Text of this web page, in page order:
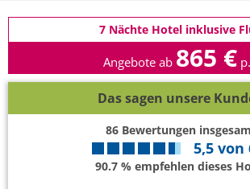
7 Nächte Hotel inklusive
Angebote ab 865 €
Das sagen unsere
86Bewertungen
5,5 von
90.7 % empfehlen dieses